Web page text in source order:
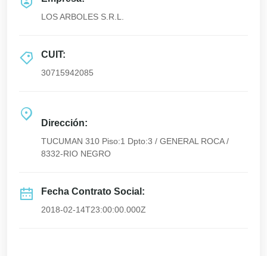
LOS ARBOLES S.R.L.
CUIT:
30715942085
Dirección:
TUCUMAN 310 Piso:1 Dpto:3 / GENERAL ROCA /
8332-RIO NEGRO
Fecha Contrato Social:
2018-02-14T23:00:00.000Z